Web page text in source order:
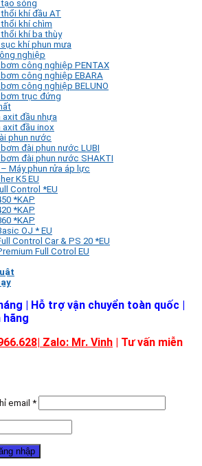
sóng
khí đầu AT
khí chìm
khí ba thùy
khí phun mưa
nghiệp
công nghiệp PENTAX
công nghiệp EBARA
công nghiệp BELUNO
bơm trục đứng
axit đầu nhựa
axit đầu inox
phun nước
đài phun nước LUBI
đài phun nước SHAKTI
Máy phun rửa áp lực
K5 EU
Control *EU
*KAP
*KAP
*KAP
OJ * EU
Control Car & PS 20 *EU
Full Cotrol EU
| Hỗ trợ vận chuyển toàn quốc |
hãng
Zalo: Mr. Vinh | Tư vấn miễn
email *
nhập